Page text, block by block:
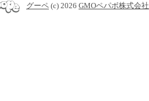
グーペ (c) 2026 GMOペパボ株式会社